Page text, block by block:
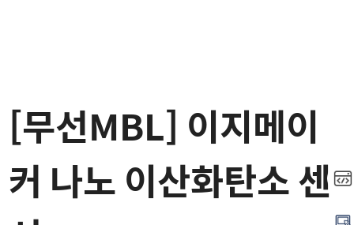
[무선MBL] 이지메이
커 나노 이산화탄소 센